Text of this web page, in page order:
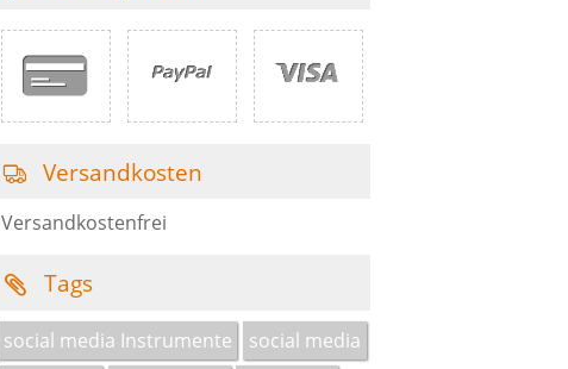
Versandkosten
Versandkostenfrei
Tags
social media Instrumente
social media